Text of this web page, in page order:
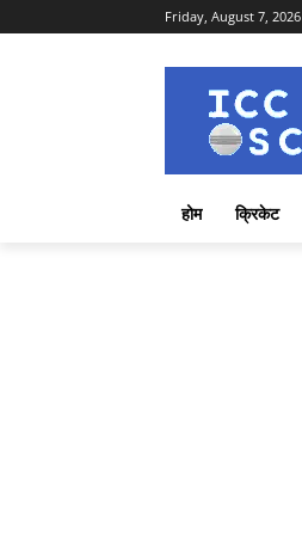
Friday, August 7, 2026
होम क्रिकेट